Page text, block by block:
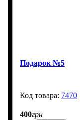
Подарок №5
7470
400грн